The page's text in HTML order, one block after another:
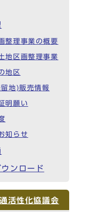
整理事業の概要
地区画整理事業
地区
地)販売情報
明願い
知らせ
ンロード
活性化協議会